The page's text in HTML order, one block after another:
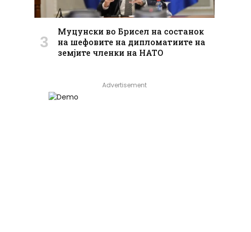
Муцунски во Брисел на состанок
на шефовите на дипломатиите на
земјите членки на НАТО
Advertisement